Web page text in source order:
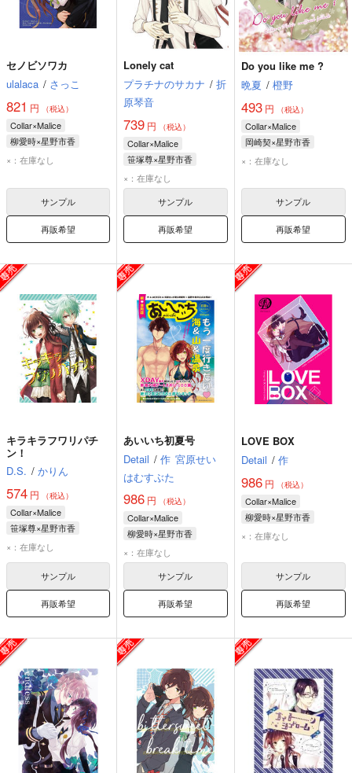
セノビソワカ
ulalaca / さっこ
821 円 （税込）
Collar×Malice
柳愛時×星野市香
柳愛時
星野市香
×：在庫なし
サンプル
再販希望
Lonely cat
プラチナのサカナ / 折
原琴音
739 円 （税込）
Collar×Malice
笹塚尊×星野市香
笹塚尊
星野市香
×：在庫なし
サンプル
再販希望
Do you like me ?
晩夏 / 橙野
493円 （税込）
Collar×Malice
岡崎契×星野市香
岡崎契
星野市香
×：在庫なし
サンプル
再販希望
キラキラフワリパチ
ン！
D.S. / かりん
574 円 （税込）
Collar×Malice
笹塚尊×星野市香
笹塚尊
星野市香
×：在庫なし
サンプル
再販希望
あいいち初夏号
Detail / 作 宮原せい
はむすぶた
986 円 （税込）
Collar×Malice
柳愛時×星野市香
柳愛時
星野市香
×：在庫なし
サンプル
再販希望
LOVE BOX
Detail / 作
986円 （税込）
Collar×Malice
柳愛時×星野市香
柳愛時
星野市香
×：在庫なし
サンプル
再販希望